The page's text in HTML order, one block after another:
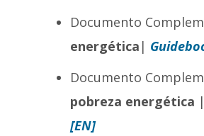
Documento
energética |
Documento
pobreza energética |
[EN]